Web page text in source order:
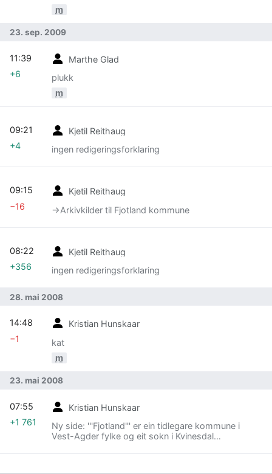
m
23. sep. 2009
Marthe Glad
plukk
m
11:39
+6
Kjetil Reithaug
ingen redigeringsforklaring
09:21
+4
Kjetil Reithaug
→‎Arkivkilder til Fjotland kommune
09:15
−16
Kjetil Reithaug
ingen redigeringsforklaring
08:22
+356
28. mai 2008
Kristian Hunskaar
kat
m
14:48
−1
23. mai 2008
Kristian Hunskaar
Ny side: '''Fjotland''' er ein tidlegare kommune i
Vest-Agder fylke og eit sokn i Kvinesdal
07:55
+1 761